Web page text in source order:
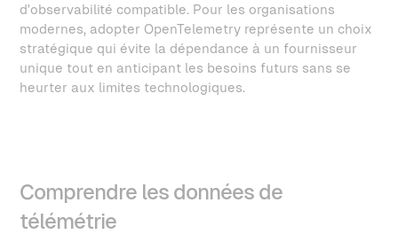
d'observabilité compatible. Pour les organisations
modernes, adopter OpenTelemetry représente un choix
stratégique qui évite la dépendance à un fournisseur
unique tout en anticipant les besoins futurs sans se
heurter aux limites technologiques.
Comprendre les données de
télémétrie